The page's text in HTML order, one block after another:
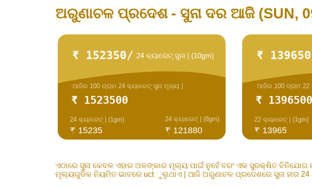
ଅରୁଣାଚଳ ପ୍ରଦେଶ - ସୁନା ଦର ଆଜି (SUN,
₹ 152350/ 24 କ୍ୟାରେଟ୍ ସୁନା | (10gm)
₹ 1523500
₹ 15235
24 କ୍ୟାରେଟ୍ | (1gm) 24 କ୍ୟାରେଟ୍ | (8gm)
ଆଜିର 100 ଗ୍ରାମ 24 କ୍ୟାରେଟ୍ ସୁନା ମୂଲ୍ୟ |
₹ 121880
₹
₹ 1396500
₹ 13965
22 କ୍ୟାରେଟ୍ | (1gm)
ଆଜିର 100 ଗ୍ରାମ 22
ଏଠାରେ ସୁନା କେବଳ ଏହାର ଅଳଙ୍କାର ମୂଲ୍ୟ ପାଇଁ ନୁହେଁ ବରଂ ଏକ ସୁରକ୍ଷିତ
ମୂଲ୍ୟଗୁଡିକ ନିୟମିତ ଭାବରେ uct ୁଲୁଥାଏ | ଆଜି ଅରୁଣାଚଳ ପ୍ରଦେଶରେ ସୁନା ହାର 24